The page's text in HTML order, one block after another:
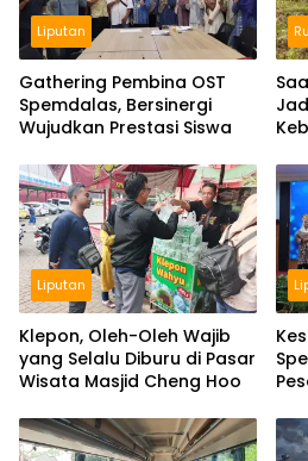
Liputan
Gathering Pembina OST
Spemdalas, Bersinergi
Wujudkan Prestasi Siswa
Liputan
Klepon, Oleh-Oleh Wajib
yang Selalu Diburu di Pasar
Wisata Masjid Cheng Hoo